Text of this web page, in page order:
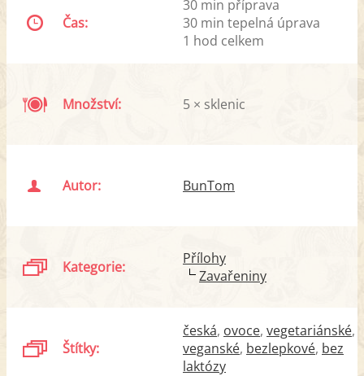
Čas:
30 min příprava
30 min tepelná úprava
1 hod celkem
Množství: 5 × sklenic
Autor: BunTom
Kategorie:
Přílohy
Zavařeniny
Štítky:
česká ovoce vegetariánské
veganské bezlepkové bez
laktózy